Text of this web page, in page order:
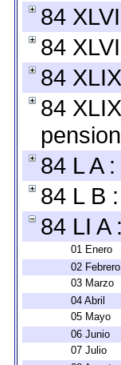
84
84
84
84
84 L A
84 L B
84 LI A
01 Enero
02 Febrero
03 Marzo
04 Abril
05 Mayo
06 Junio
07 Julio